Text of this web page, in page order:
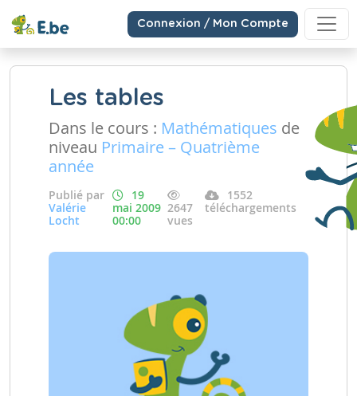
Connexion / Mon Compte
Les tables
Dans le cours : Mathématiques de
niveau Primaire – Quatrième
année
Publié par
Valérie
Locht
19
mai 2009
00:00
2647
vues
1552
téléchargements